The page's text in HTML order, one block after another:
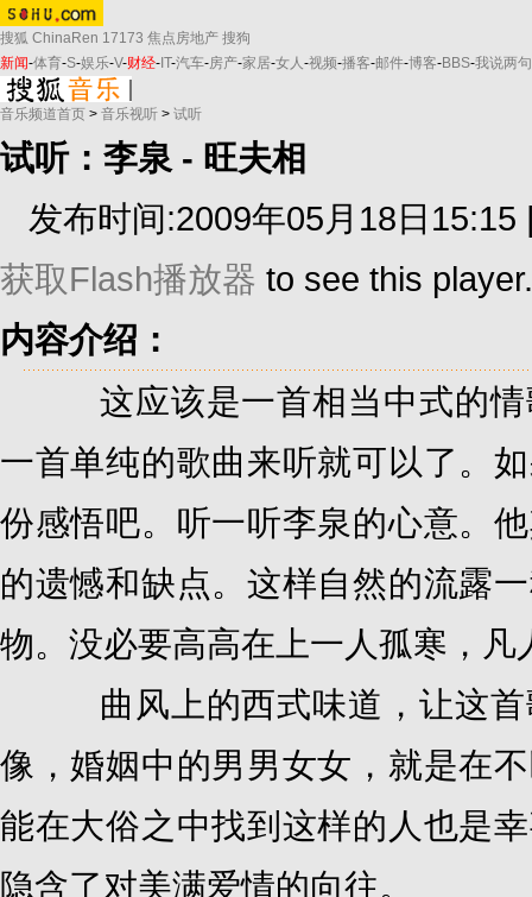
搜狐 ChinaRen 17173 焦点房地产 搜狗
新闻-体育-S-娱乐-V-财经- IT-汽车-房产-家居-女人-视频-播客-邮件-博客-BBS-我说两句
音乐频道首页 > 音乐视听 > 试听
试听：李泉 - 旺夫相
发布时间:2009年05月18日
获取Flash播放器 to see this player.
内容介绍：
这应该是一首相当中式的情
一首单纯的歌曲来听就可以了。
份感悟吧。听一听李泉的心意。
的遗憾和缺点。这样自然的流露
物。没必要高高在上一人孤寒，
曲风上的西式味道，让这首
像，婚姻中的男男女女，就是在
能在大俗之中找到这样的人也是
隐含了对美满爱情的向往。